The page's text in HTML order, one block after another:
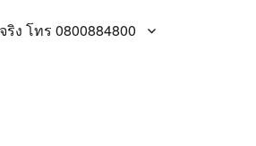
ง โทร 0800884800